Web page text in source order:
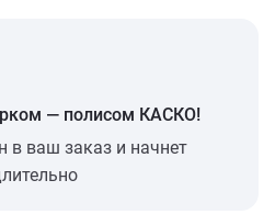
— полисом КАСКО!
в ваш заказ и начнет